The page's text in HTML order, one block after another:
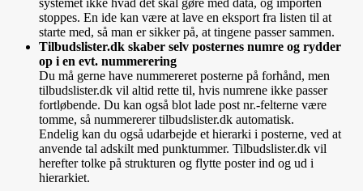
systemet ikke hvad det skal gøre med data, og importen
stoppes. En ide kan være at lave en eksport fra listen til at
starte med, så man er sikker på, at tingene passer sammen.
Tilbudslister.dk skaber selv posternes numre og rydder
op i en evt. nummerering
Du må gerne have nummereret posterne på forhånd, men
tilbudslister.dk vil altid rette til, hvis numrene ikke passer
fortløbende. Du kan også blot lade post nr.-felterne være
tomme, så nummererer tilbudslister.dk automatisk.
Endelig kan du også udarbejde et hierarki i posterne, ved at
anvende tal adskilt med punktummer. Tilbudslister.dk vil
herefter tolke på strukturen og flytte poster ind og ud i
hierarkiet.